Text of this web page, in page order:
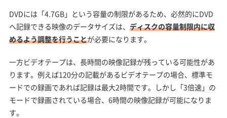
DVDには「4.7GB」という容量の制限があるため、必然的にDVD
へ記録できる映像のデータサイズは、 ディスクの容量制限内に収
めるよう調整を行うことが必要になります。
一方ビデオテープは、長時間の映像記録が残っている可能性があ
ります。例えば120分の記載があるビデオテープの場合、標準モ
ードでの録画であれば記録は最大2時間です。しかし「3倍速」の
モードで録画されている場合、6時間の映像記録が可能になりま
す。